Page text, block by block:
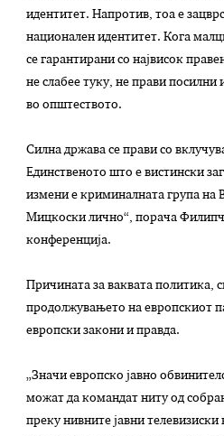
идентитет. Напротив, тоа е
национален идентитет. Кога
се гарантирани со највисок
не слабее туку, не прави посилни
во општеството.
Силна држава се прави со
Единственото што е вистински
измени е криминалната група на
Мицкоски лично“, порача
конференција.
Причината за ваквата политика,
продолжувањето на европскиот
европски закони и правда.
„Значи европско јавно
можат да командат ниту од
преку нивните јавни телевизиски